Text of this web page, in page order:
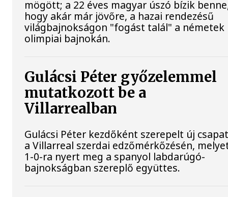
mögött; a 22 éves magyar úszó bízik
hogy akár már jövőre, a hazai rendezésű
világbajnokságon "fogást talál" a németek
olimpiai bajnokán.
Gulácsi Péter győzelemmel
mutatkozott be a
Villarrealban
Gulácsi Péter kezdőként szerepelt új
a Villarreal szerdai edzőmérkőzésén,
1-0-ra nyert meg a spanyol labdarúgó-
bajnokságban szereplő együttes.